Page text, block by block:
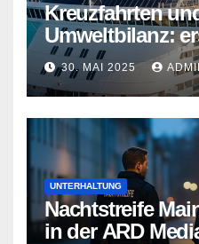
Kreuzfahrten
Umweltbilanz:
Wege
30. MAI 2025
UNTERHALTUNG
Nachtstreife
in der ARD